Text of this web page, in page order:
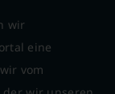
wir
eine
vom